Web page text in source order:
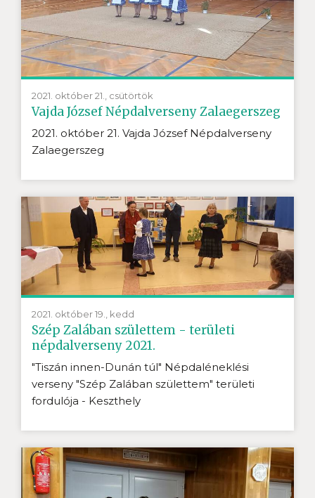
2021. október 21., csütörtök
Vajda József Népdalverseny Zalaegerszeg
2021. október 21. Vajda József Népdalverseny
Zalaegerszeg
2021. október 19., kedd
Szép Zalában születtem - területi
népdalverseny 2021.
"Tiszán innen-Dunán túl" Népdaléneklési
verseny "Szép Zalában születtem" területi
fordulója - Keszthely